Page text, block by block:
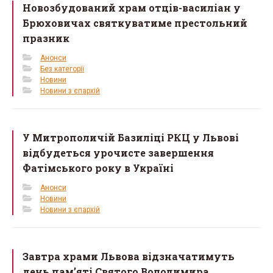
Новозбудований храм отців-василіан у
Брюховичах святкуватиме престольний
празник
Анонси
Без категорії
Новини
Новини з єпархій
У Митрополичій Базиліці РКЦ у Львові
відбудеться урочисте завершення
Фатімського року в Україні
Анонси
Новини
Новини з єпархій
Завтра храми Львова відзначатимуть